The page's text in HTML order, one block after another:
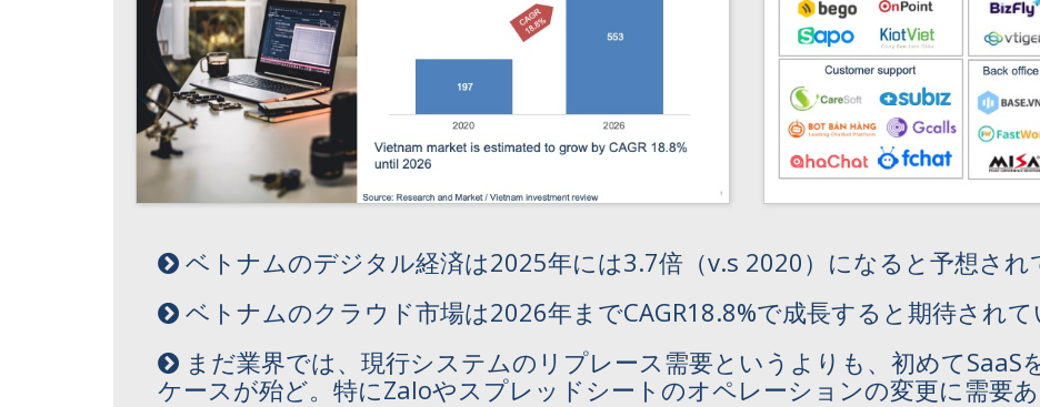
ベトナムのデジタル経済は2025年には3.7倍（v.s 2020）になると予想され
ベトナムのクラウド市場は2026年までCAGR18.8%で成長すると期待されて
まだ業界では、現行システムのリプレース需要というよりも、初めてSaaS
ケースが殆ど。特にZaloやスプレッドシートのオペレーションの変更に需要あ